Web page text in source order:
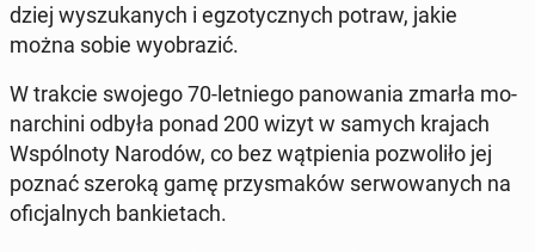
dziej wy­szu­ka­nych i eg­zo­tycz­nych potraw, jakie
można sobie wy­obra­zić.
W trakcie swojego 70-let­nie­go pa­no­wa­nia zmarła mo­
nar­chi­ni odbyła ponad 200 wizyt w samych krajach
Wspól­no­ty Narodów, co bez wąt­pie­nia po­zwo­li­ło jej
poznać szeroką gamę przy­sma­ków ser­wo­wa­nych na
ofi­cjal­nych ban­kie­tach.